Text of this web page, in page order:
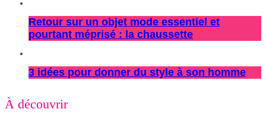
Retour sur un objet mode essentiel et
pourtant méprisé : la chaussette
3 idées pour donner du style à son homme
À découvrir